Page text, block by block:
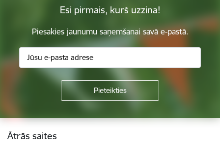
Esi pirmais, kurš uzzina!
Piesakies jaunumu saņemšanai savā e-pastā.
Kājene
Ātrās saites